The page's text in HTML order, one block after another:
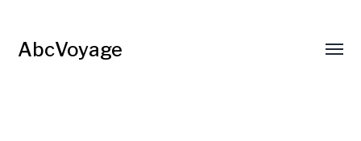
AbcVoyage